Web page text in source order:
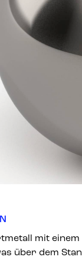
mit einem
über dem